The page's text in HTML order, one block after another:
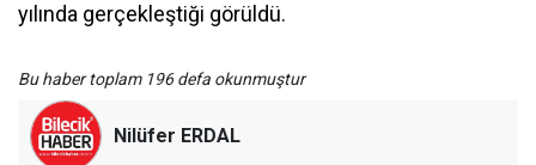
yılında gerçekleştiği görüldü.
Bu haber toplam 196 defa okunmuştur
Nilüfer ERDAL